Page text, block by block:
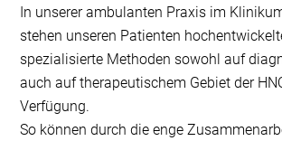
In unserer ambulanten Praxis im
stehen unseren Patienten
spezialisierte Methoden sowohl auf
auch auf therapeutischem Gebiet der
Verfügung.
So können durch die enge